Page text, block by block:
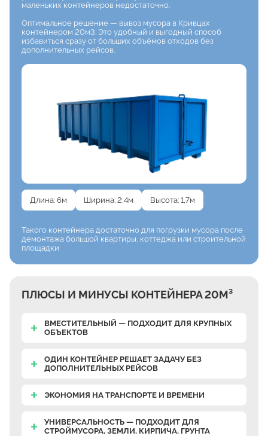
маленьких контейнеров недостаточно.
Оптимальное решение — вывоз мусора в Кривцах
контейнером 20м3. Это удобный и выгодный способ
избавиться сразу от больших объёмов отходов без
дополнительных рейсов.
Длина: 6м Ширина: 2,4м Высота: 1,7м
Такого контейнера достаточно для погрузки мусора после
демонтажа большой квартиры, коттеджа или строительной
площадки
ПЛЮСЫ И МИНУСЫ КОНТЕЙНЕРА 20М³
ВМЕСТИТЕЛЬНЫЙ — ПОДХОДИТ ДЛЯ КРУПНЫХ
ОБЪЕКТОВ
ОДИН КОНТЕЙНЕР РЕШАЕТ ЗАДАЧУ БЕЗ
ДОПОЛНИТЕЛЬНЫХ РЕЙСОВ
ЭКОНОМИЯ НА ТРАНСПОРТЕ И ВРЕМЕНИ
УНИВЕРСАЛЬНОСТЬ — ПОДХОДИТ ДЛЯ
СТРОЙМУСОРА, ЗЕМЛИ, КИРПИЧА, ГРУНТА